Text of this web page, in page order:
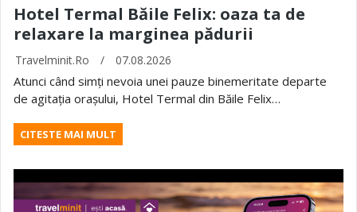
Hotel Termal Băile Felix: oaza ta de
relaxare la marginea pădurii
Travelminit.ro / 07.08.2026
Atunci când simți nevoia unei pauze binemeritate departe
de agitația orașului, Hotel Termal din Băile Felix…
CITESTE MAI MULT